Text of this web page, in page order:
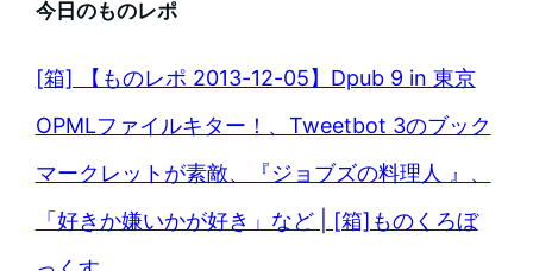
今日のものレポ
[箱] 【ものレポ 2013-12-05】Dpub 9 in 東京
OPMLファイルキター！、Tweetbot 3のブック
マークレットが素敵、『ジョブズの料理人 』、
「好きか嫌いかが好き」など | [箱]ものくろぼ